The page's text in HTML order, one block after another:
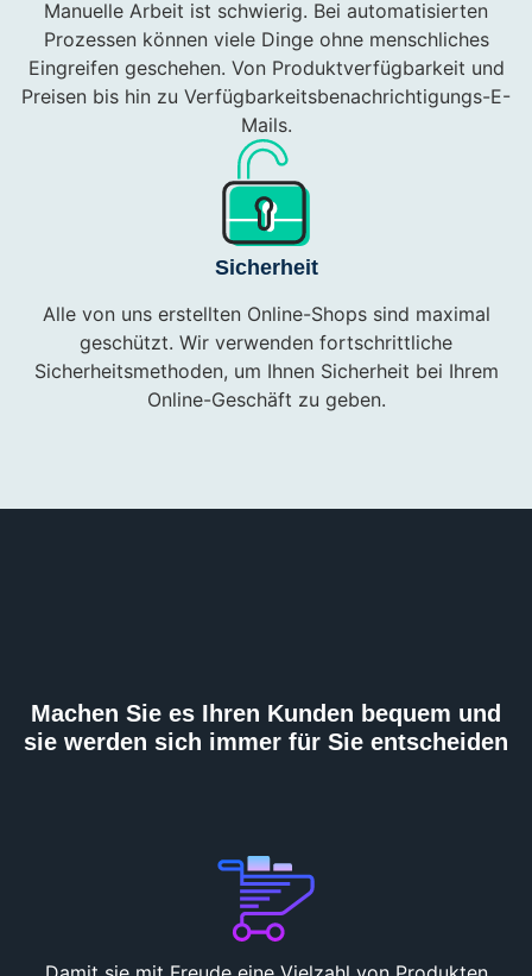
Manuelle Arbeit ist schwierig. Bei automatisierten
Prozessen können viele Dinge ohne menschliches
Eingreifen geschehen. Von Produktverfügbarkeit und
Preisen bis hin zu Verfügbarkeitsbenachrichtigungs-E-
Mails.
Sicherheit
Alle von uns erstellten Online-Shops sind maximal
geschützt. Wir verwenden fortschrittliche
Sicherheitsmethoden, um Ihnen Sicherheit bei Ihrem
Online-Geschäft zu geben.
Machen Sie es Ihren Kunden bequem und
sie werden sich immer für Sie entscheiden